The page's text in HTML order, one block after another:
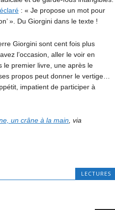
: « Je propose un mot pour
». Du Giorgini dans le texte !
Giorgini sont cent fois plus
l’occasion, aller le voir en
le premier livre, une après le
propos peut donner le vertige…
impatient de participer à
un crâne à la main , via
LECTURES